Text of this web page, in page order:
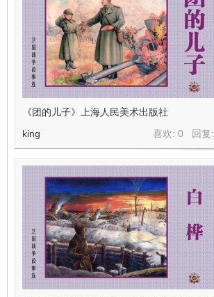
《团的儿子》上海人民美术出版社
喜欢: 0 回复:
king